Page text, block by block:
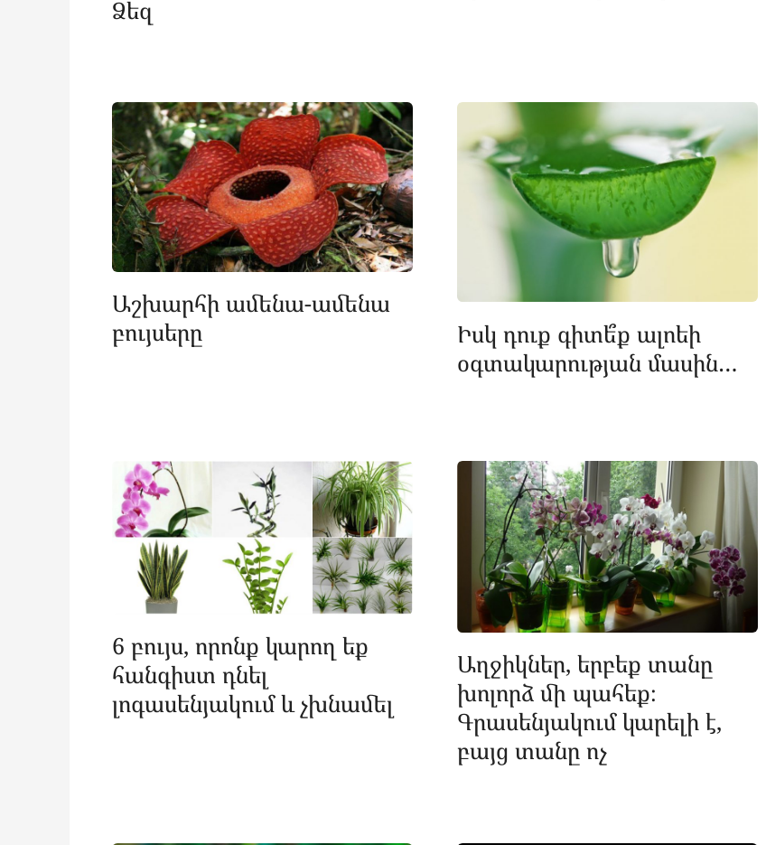
Ձեզ
Աշխարհի ամենա-ամենա
բույսերը
Իսկ դուք գիտե՞ք ալոեի
օգտակարության մասին…
6 բույս, որոնք կարող եք
հանգիստ դնել
լոգասենյակում և չխնամել
Աղջիկներ, երբեք տանը
խոլորձ մի պահեք։
Գրասենյակում կարելի է,
բայց տանը ոչ